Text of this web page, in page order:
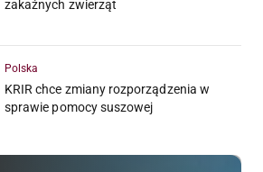
zakaźnych zwierząt
Polska
KRIR chce zmiany rozporządzenia w
sprawie pomocy suszowej